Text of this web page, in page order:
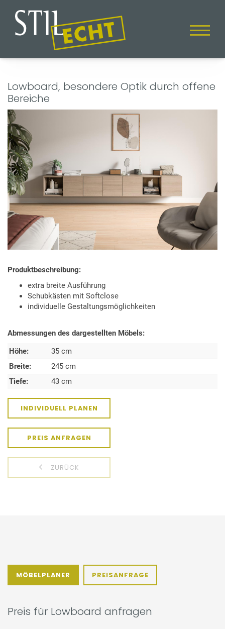
Lowboard, besondere Optik durch offene
Bereiche
Produktbeschreibung:
extra breite Ausführung
Schubkästen mit Softclose
individuelle Gestaltungsmöglichkeiten
Abmessungen des dargestellten Möbels:
Höhe:
35 cm
Breite:
245 cm
Tiefe:
43 cm
INDIVIDUELL PLANEN
PREIS ANFRAGEN
ZURÜCK
MÖBELPLANER PREISANFRAGE
Preis für Lowboard anfragen